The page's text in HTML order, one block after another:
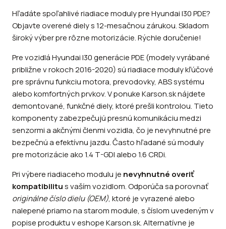
Hľadáte spoľahlivé riadiace moduly pre Hyundai I30 PDE?
Objavte overené diely s 12-mesačnou zárukou. Skladom
široký výber pre rôzne motorizácie. Rýchle doručenie!
Pre vozidlá Hyundai I30 generácie PDE (modely vyrábané
približne v rokoch 2016-2020) sú riadiace moduly kľúčové
pre správnu funkciu motora, prevodovky, ABS systému
alebo komfortných prvkov. V ponuke Karson.sk nájdete
demontované, funkčné diely, ktoré prešli kontrolou. Tieto
komponenty zabezpečujú presnú komunikáciu medzi
senzormi a akčnými členmi vozidla, čo je nevyhnutné pre
bezpečnú a efektívnu jazdu. Často hľadané sú moduly
pre motorizácie ako 1.4 T-GDI alebo 1.6 CRDi.
Pri výbere riadiaceho modulu je nevyhnutné overiť
kompatibilitus vaším vozidlom. Odporúča sa porovnať
originálne číslo dielu (OEM), ktoré je vyrazené alebo
nalepené priamo na starom module, s číslom uvedeným v
popise produktu v eshope Karson.sk. Alternatívne je